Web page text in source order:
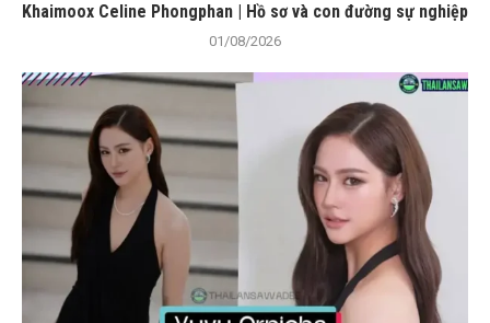
Khaimoox Celine Phongphan | Hồ sơ và con đường sự nghiệp
01/08/2026